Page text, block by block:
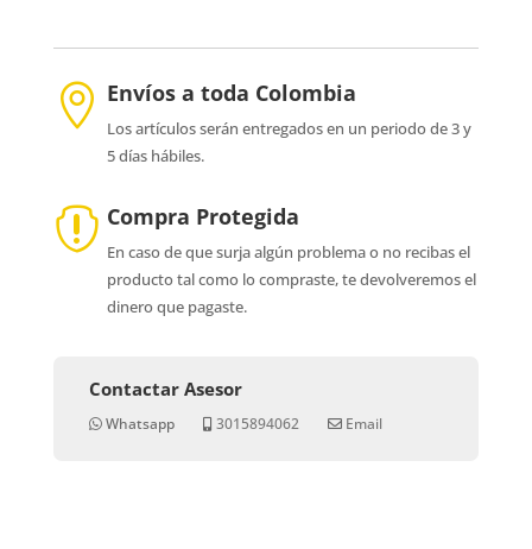
 Envíos a toda Colombia
Los artículos serán entregados en un periodo de 3 y
5 días hábiles.
 Compra Protegida
En caso de que surja algún problema o no recibas el
producto tal como lo compraste, te devolveremos el
dinero que pagaste.
Contactar Asesor
Whatsapp 3015894062 Email